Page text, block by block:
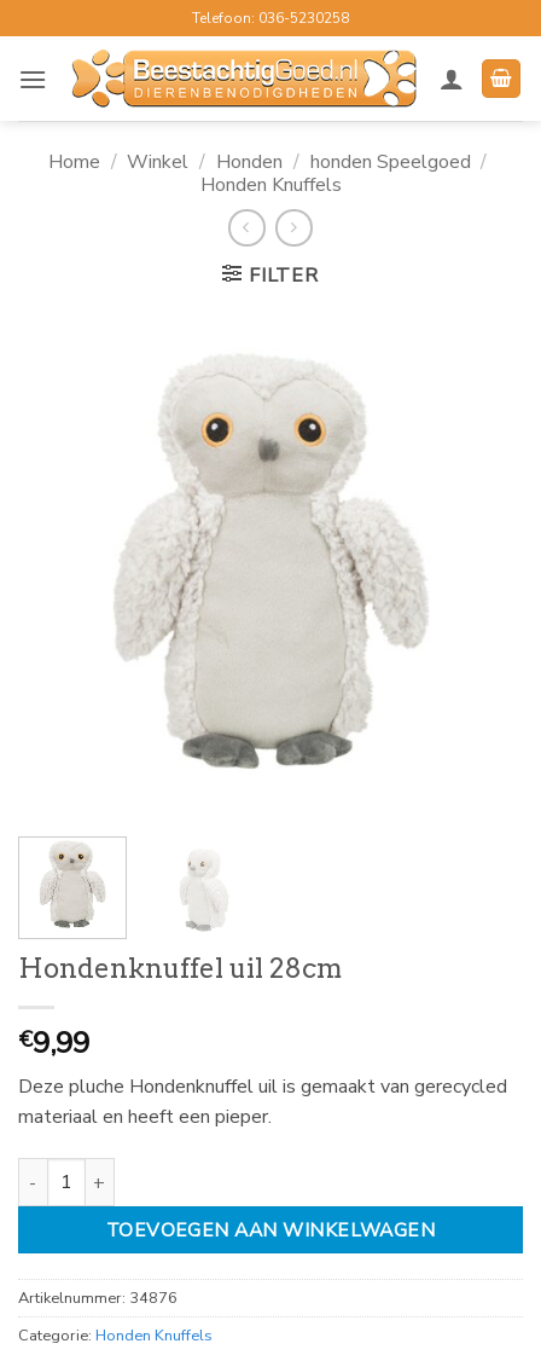
naar
inhoud
Telefoon: 036-5230258
Home / Winkel / Honden / honden Speelgoed /
Honden Knuffels
FILTER
Hondenknuffel uil 28cm
€9,99
Deze pluche Hondenknuffel uil is gemaakt van gerecycled
materiaal en heeft een pieper.
Hondenknuffel uil 28cm aantal
TOEVOEGEN AAN WINKELWAGEN
Artikelnummer: 34876
Categorie: Honden Knuffels